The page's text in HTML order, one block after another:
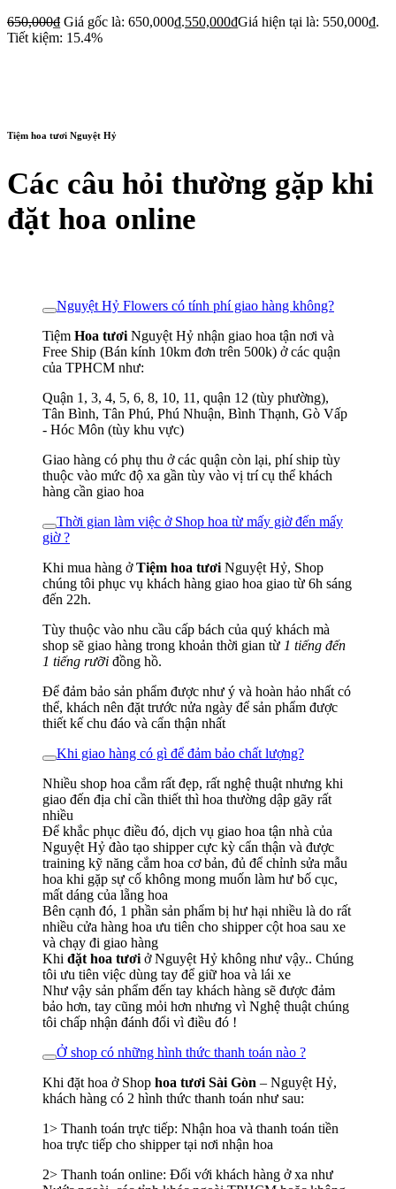
650,000₫ Giá gốc là: 650,000₫.550,000₫Giá hiện tại là: 550,000₫.
Tiết kiệm: 15.4%
Tiệm hoa tươi Nguyệt Hỷ
Các câu hỏi thường gặp khi
đặt hoa online
Nguyệt Hỷ Flowers có tính phí giao hàng không?
Tiệm Hoa tươi Nguyệt Hỷ nhận giao hoa tận nơi và
Free Ship (Bán kính 10km đơn trên 500k) ở các quận
của TPHCM như:
Quận 1, 3, 4, 5, 6, 8, 10, 11, quận 12 (tùy phường),
Tân Bình, Tân Phú, Phú Nhuận, Bình Thạnh, Gò Vấp
- Hóc Môn (tùy khu vực)
Giao hàng có phụ thu ở các quận còn lại, phí ship tùy
thuộc vào mức độ xa gần tùy vào vị trí cụ thể khách
hàng cần giao hoa
Thời gian làm việc ở Shop hoa từ mấy giờ đến mấy
giờ ?
Khi mua hàng ởTiệm hoa tươi Nguyệt Hỷ, Shop
chúng tôi phục vụ khách hàng giao hoa giao từ 6h sáng
đến 22h.
Tùy thuộc vào nhu cầu cấp bách của quý khách mà
shop sẽ giao hàng trong khoản thời gian từ 1 tiếng đến
1 tiếng rưỡi đồng hồ.
Để đảm bảo sản phẩm được như ý và hoàn hảo nhất có
thể, khách nên đặt trước nửa ngày để sản phẩm được
thiết kế chu đáo và cẩn thận nhất
Khi giao hàng có gì để đảm bảo chất lượng?
Nhiều shop hoa cắm rất đẹp, rất nghệ thuật nhưng khi
giao đến địa chỉ cần thiết thì hoa thường dập gãy rất
nhiều
Để khắc phục điều đó, dịch vụ giao hoa tận nhà của
Nguyệt Hỷ đào tạo shipper cực kỳ cẩn thận và được
training kỹ năng cắm hoa cơ bản, đủ để chỉnh sửa mẫu
hoa khi gặp sự cố không mong muốn làm hư bố cục,
mất dáng của lẵng hoa
Bên cạnh đó, 1 phần sản phẩm bị hư hại nhiều là do rất
nhiều cửa hàng hoa ưu tiên cho shipper cột hoa sau xe
và chạy đi giao hàng
Khi đặt hoa tươi ở Nguyệt Hỷ không như vậy.. Chúng
tôi ưu tiên việc dùng tay để giữ hoa và lái xe
Như vậy sản phẩm đến tay khách hàng sẽ được đảm
bảo hơn, tay cũng mỏi hơn nhưng vì Nghệ thuật chúng
tôi chấp nhận đánh đổi vì điều đó !
Ở shop có những hình thức thanh toán nào ?
Khi đặt hoa ở Shop hoa tươi Sài Gòn – Nguyệt Hỷ,
khách hàng có 2 hình thức thanh toán như sau:
1> Thanh toán trực tiếp: Nhận hoa và thanh toán tiền
hoa trực tiếp cho shipper tại nơi nhận hoa
2> Thanh toán online: Đối với khách hàng ở xa như